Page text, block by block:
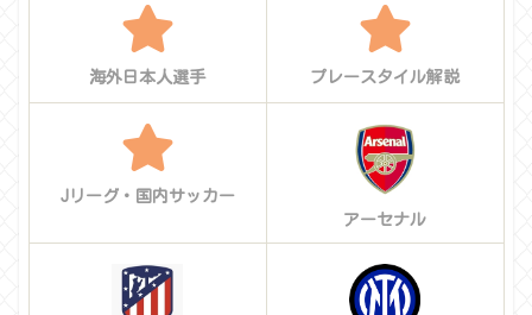
海外日本人選手 プレースタイル解説
Jリーグ・国内サッカー
アーセナル